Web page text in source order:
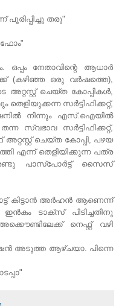
പൂരിപ്പിച്ചു തരു"
ഒപ്പം നേതാവിന്റെ ആധാര്‍
(കഴിഞ്ഞ ഒരു വര്‍ഷത്തെ),
ചെയ്ത കോപ്പികള്‍,
സര്‍ട്ടിഫിക്കറ്റ്,
നിന്നും എസ്.ഐയില്‍
സ്വഭാവ സര്‍ട്ടിഫിക്കറ്റ്,
ചെയ്ത കോപ്പി, പഴയ
എന്ന് തെളിയിക്കുന്ന പത്ര
രണ്ടു പാസ്പോര്‍ട്ട്‌ സൈസ്
കിട്ടാന്‍ അര്‍ഹന്‍ ആണെന്ന്
ടാക്സ് പിടിച്ചതിനു
നെഫ്റ്റ് വഴി
അടുത്ത ആഴ്ചയാ. പിന്നെ